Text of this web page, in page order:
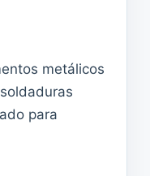
metálicos
para